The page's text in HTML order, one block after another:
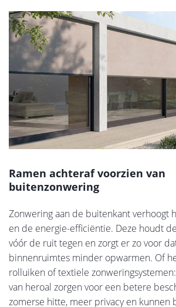
Ramen achteraf voorzien van
buitenzonwering
Zonwering aan de buitenkant verhoogt
en de energie-efficiëntie. Deze houdt
vóór de ruit tegen en zorgt er zo voor
binnenruimtes minder opwarmen. Of
rolluiken of textiele
van heroal zorgen voor een betere
zomerse hitte, meer privacy en kunnen